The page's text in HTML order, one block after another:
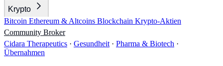
Krypto
Bitcoin Ethereum & Altcoins Blockchain Krypto-Aktien
Community Broker
Cidara Therapeutics · Gesundheit · Pharma & Biotech ·
Übernahmen